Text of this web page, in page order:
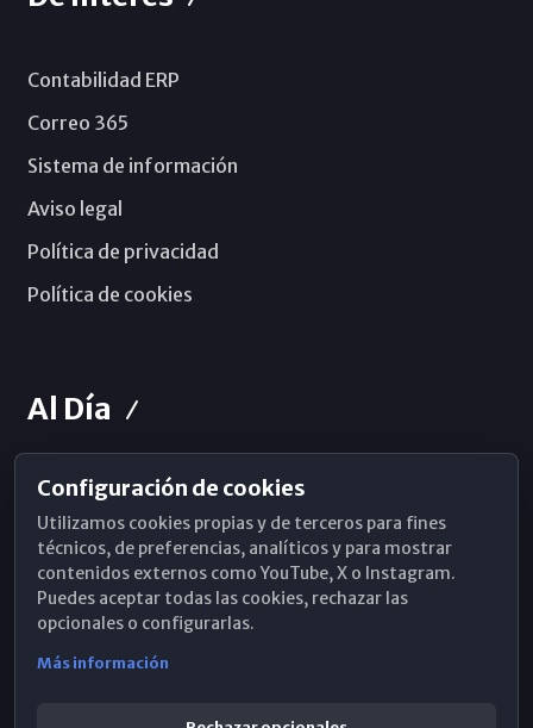
Contabilidad ERP
Correo 365
Sistema de información
Aviso legal
Política de privacidad
Política de cookies
Al Día
Horarios de Misa
Hemeroteca
WhatsApp
Configuración de cookies
Utilizamos cookies propias y de terceros para fines
técnicos, de preferencias, analíticos y para mostrar
contenidos externos como YouTube, X o Instagram.
Puedes aceptar todas las cookies, rechazar las
opcionales o configurarlas.
Más información